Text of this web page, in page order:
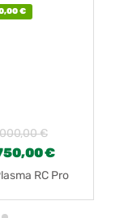
€
€
€
RC Pro